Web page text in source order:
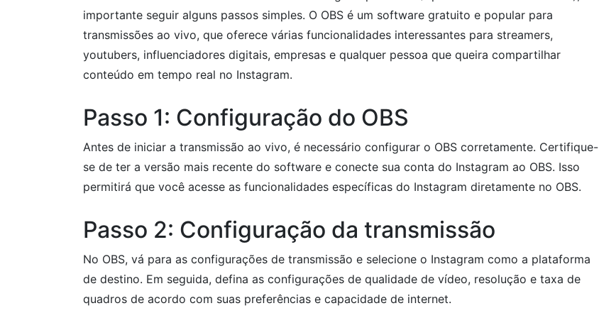
importante seguir alguns passos simples. O OBS é um software gratuito e popular para
transmissões ao vivo, que oferece várias funcionalidades interessantes para streamers,
youtubers, influenciadores digitais, empresas e qualquer pessoa que queira compartilhar
conteúdo em tempo real no Instagram.
Passo 1: Configuração do OBS
Antes de iniciar a transmissão ao vivo, é necessário configurar o OBS corretamente. Certifique-
se de ter a versão mais recente do software e conecte sua conta do Instagram ao OBS. Isso
permitirá que você acesse as funcionalidades específicas do Instagram diretamente no OBS.
Passo 2: Configuração da transmissão
No OBS, vá para as configurações de transmissão e selecione o Instagram como a plataforma
de destino. Em seguida, defina as configurações de qualidade de vídeo, resolução e taxa de
quadros de acordo com suas preferências e capacidade de internet.